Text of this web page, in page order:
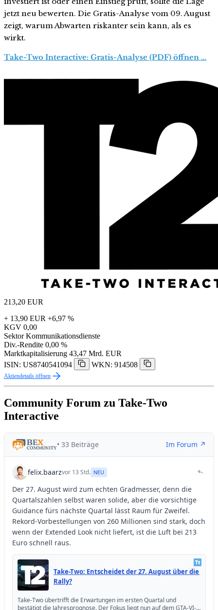
jetzt neu bewerten. Die Gratis-Analyse vom 09. August
zeigt, warum Abwarten riskanter sein kann, als es
wirkt.
Take-Two Interactive: Gratis-Analyse (PDF) öffnen …
213,20 EUR
+ 13,90 EUR +6,97 %
KGV 0,00
Sektor Kommunikationsdienste
Div.-Rendite 0,00 %
Marktkapitalisierung 43,47 Mrd. EUR
ISIN: US8740541094
WKN: 914508
Aktiendetails öffnen
Community Forum zu Take-Two
Interactive